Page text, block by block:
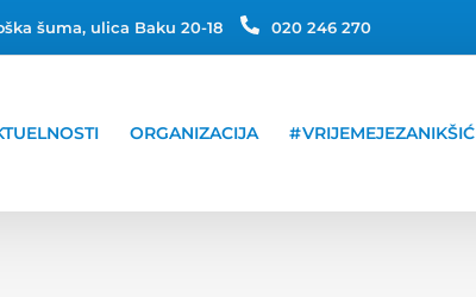
šuma, ulica Baku 20-18 020 246 270
ORGANIZACIJA #VRIJEMEJEZANIKŠIĆ